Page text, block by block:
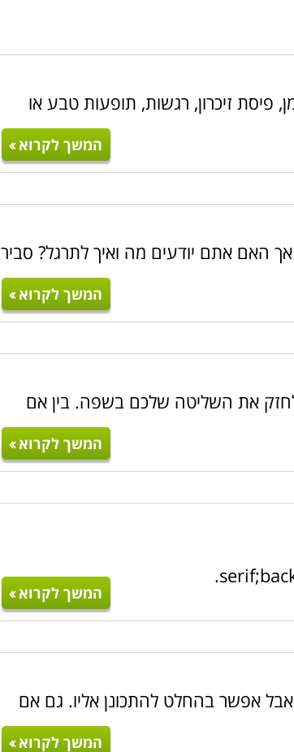
פיסת זיכרון, רגשות, תופעות טבע או
המשך לקרוא
אך האם אתם יודעים מה ואיך לתרגל? סביר
המשך לקרוא
לחזק את השליטה שלכם בשפה. בין אם
המשך לקרוא
המשך לקרוא
אפשר בהחלט להתכונן אליו. גם אם
המשך לקרוא